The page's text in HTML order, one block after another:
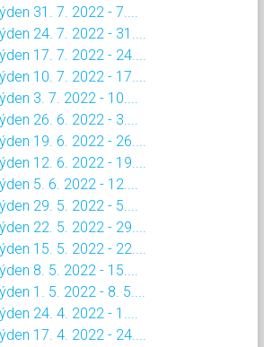
31. 7. 2022 - 7....
24. 7. 2022 - 31....
17. 7. 2022 - 24....
10. 7. 2022 - 17....
3. 7. 2022 - 10....
26. 6. 2022 - 3....
19. 6. 2022 - 26....
12. 6. 2022 - 19....
5. 6. 2022 - 12....
29. 5. 2022 - 5....
22. 5. 2022 - 29....
15. 5. 2022 - 22....
8. 5. 2022 - 15....
1. 5. 2022 - 8. 5....
24. 4. 2022 - 1....
17. 4. 2022 - 24....